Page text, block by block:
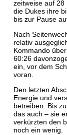
zeitweise auf 28
die Dukes ihre
bis zur Pause
Nach
relativ
Kommando
60:26
ein, vor dem
voran.
Den letzten
Energie und
betreiben. Bis
das auch – sie
verkürzten den
noch ein wenig.